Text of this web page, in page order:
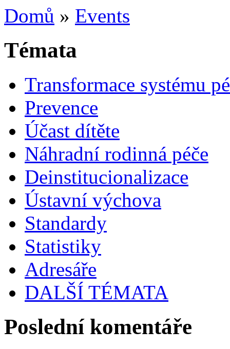
Domů » Events
Témata
Transformace systému
Prevence
Účast dítěte
Náhradní rodinná péče
Deinstitucionalizace
Ústavní výchova
Standardy
Statistiky
Adresáře
DALŠÍ TÉMATA
Poslední komentáře